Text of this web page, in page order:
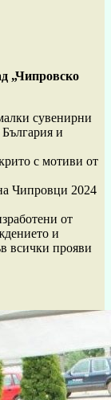
„Чипровско
сувенирни
и
с мотиви от
Чипровци 2024
от
и
всички прояви